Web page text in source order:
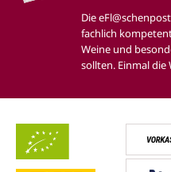
Die
fachlich
Weine und
sollten. Einmal die